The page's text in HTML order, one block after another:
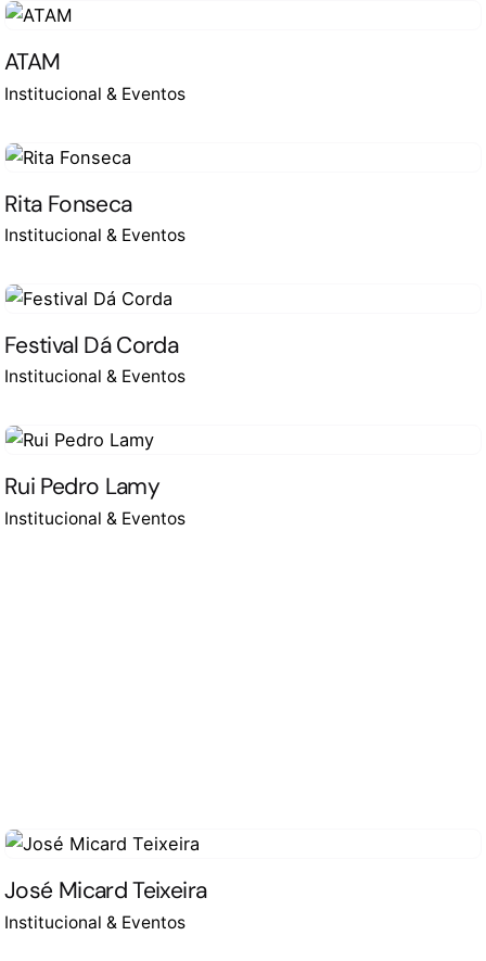
ATAM
Institucional & Eventos
Rita Fonseca
Institucional & Eventos
Festival Dá Corda
Institucional & Eventos
Rui Pedro Lamy
Institucional & Eventos
José Micard Teixeira
Institucional & Eventos